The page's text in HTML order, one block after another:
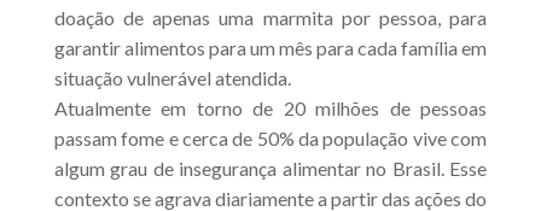
doação de apenas uma marmita por pessoa, para
garantir alimentos para um mês para cada família em
situação vulnerável atendida.
Atualmente em torno de 20 milhões de pessoas
passam fome e cerca de 50% da população vive com
algum grau de insegurança alimentar no Brasil. Esse
contexto se agrava diariamente a partir das ações do